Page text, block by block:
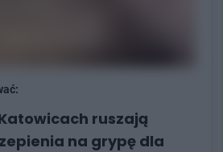
ruszają
na grypę dla